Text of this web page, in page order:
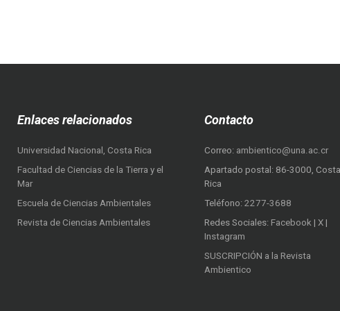
Enlaces relacionados
Universidad Nacional, Costa Rica
Facultad de Ciencias de la Tierra y el
Mar
Escuela de Ciencias Ambientales
Revista de Ciencias Ambientales
Contacto
Correo: ambientico@una.ac.cr
Apartado postal: 86-3000, Costa
Rica
Teléfono: 2277-3688
Redes Sociales: Facebook | X |
Instagram
SUSCRIPCIÓN a la Revista
Ambientico